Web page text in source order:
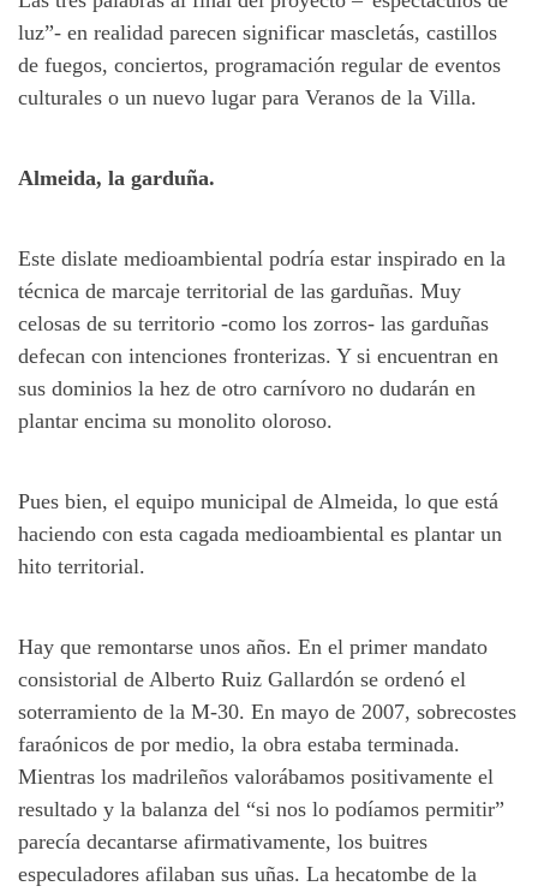
luz”- en realidad parecen significar mascletás, castillos
de fuegos, conciertos, programación regular de eventos
culturales o un nuevo lugar para Veranos de la Villa.
Almeida, la garduña.
Este dislate medioambiental podría estar inspirado en la
técnica de marcaje territorial de las garduñas. Muy
celosas de su territorio -como los zorros- las garduñas
defecan con intenciones fronterizas. Y si encuentran en
sus dominios la hez de otro carnívoro no dudarán en
plantar encima su monolito oloroso.
Pues bien, el equipo municipal de Almeida, lo que está
haciendo con esta cagada medioambiental es plantar un
hito territorial.
Hay que remontarse unos años. En el primer mandato
consistorial de Alberto Ruiz Gallardón se ordenó el
soterramiento de la M-30. En mayo de 2007, sobrecostes
faraónicos de por medio, la obra estaba terminada.
Mientras los madrileños valorábamos positivamente el
resultado y la balanza del “si nos lo podíamos permitir”
parecía decantarse afirmativamente, los buitres
especuladores afilaban sus uñas. La hecatombe de la